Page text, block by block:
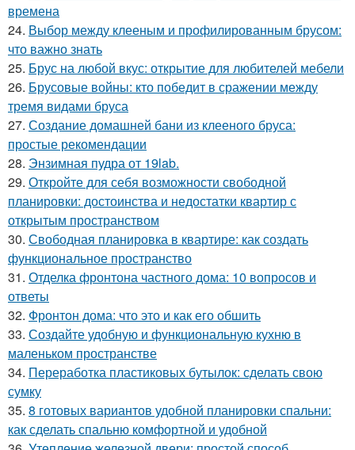
времена
24. Выбор между клееным и профилированным брусом:
что важно знать
25. Брус на любой вкус: открытие для любителей мебели
26. Брусовые войны: кто победит в сражении между
тремя видами бруса
27. Создание домашней бани из клееного бруса:
простые рекомендации
28. Энзимная пудра от 19lab.
29. Откройте для себя возможности свободной
планировки: достоинства и недостатки квартир с
открытым пространством
30. Свободная планировка в квартире: как создать
функциональное пространство
31. Отделка фронтона частного дома: 10 вопросов и
ответы
32. Фронтон дома: что это и как его обшить
33. Создайте удобную и функциональную кухню в
маленьком пространстве
34. Переработка пластиковых бутылок: сделать свою
сумку
35. 8 готовых вариантов удобной планировки спальни:
как сделать спальню комфортной и удобной